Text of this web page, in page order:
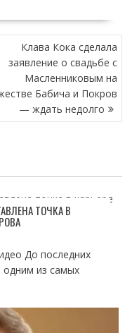
Клава Кока сделала
заявление о свадьбе с
Масленниковым на
Бабича и Покров
— ждать недолго
ТОЧКА В
До последних
из самых